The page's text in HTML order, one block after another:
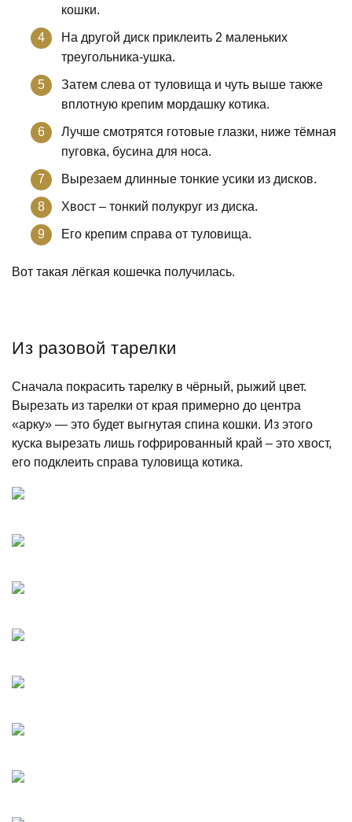
кошки.
На другой диск приклеить 2 маленьких
треугольника-ушка.
Затем слева от туловища и чуть выше также
вплотную крепим мордашку котика.
Лучше смотрятся готовые глазки, ниже тёмная
пуговка, бусина для носа.
Вырезаем длинные тонкие усики из дисков.
Хвост – тонкий полукруг из диска.
Его крепим справа от туловища.
Вот такая лёгкая кошечка получилась.
Из разовой тарелки
Сначала покрасить тарелку в чёрный, рыжий цвет.
Вырезать из тарелки от края примерно до центра
«арку» — это будет выгнутая спина кошки. Из этого
куска вырезать лишь гофрированный край – это хвост,
его подклеить справа туловища котика.